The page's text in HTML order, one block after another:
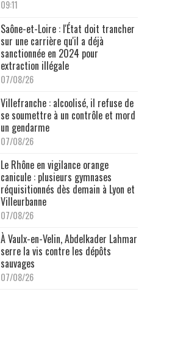
09:11
Saône-et-Loire : l'État doit trancher
sur une carrière qu'il a déjà
sanctionnée en 2024 pour
extraction illégale
07/08/26
Villefranche : alcoolisé, il refuse de
se soumettre à un contrôle et mord
un gendarme
07/08/26
Le Rhône en vigilance orange
canicule : plusieurs gymnases
réquisitionnés dès demain à Lyon et
Villeurbanne
07/08/26
À Vaulx-en-Velin, Abdelkader Lahmar
serre la vis contre les dépôts
sauvages
07/08/26